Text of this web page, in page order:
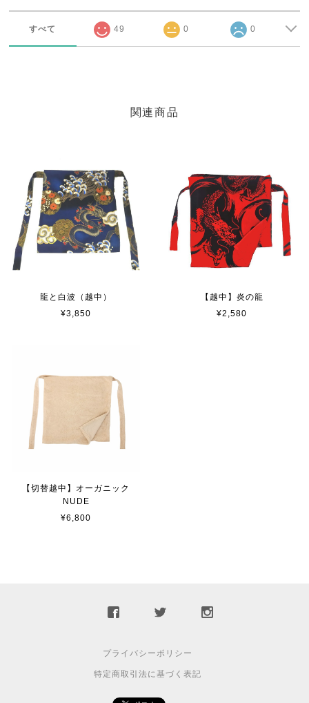
すべて 49 0 0
関連商品
龍と白波（越中）
¥3,850
【越中】炎の龍
¥2,580
【切替越中】オーガニック
NUDE
¥6,800
プライバシーポリシー
特定商取引法に基づく表記